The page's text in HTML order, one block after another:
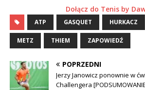
Dołącz do Tenis by
ATP GASQUET HURKACZ
METZ THIEM ZAPOWIEDŹ
POPRZEDNI
Jerzy Janowicz ponownie w
Challengera